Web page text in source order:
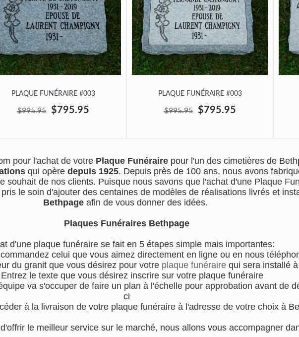
PLAQUE FUNÉRAIRE #003
$995.95 $795.95
PLAQUE FUNÉRAIRE #003
$995.95 $795.95
pour l'achat de votre Plaque Funérairepour l'un des cimetières de
qui opère depuis 1925. Depuis près de 100 ans, nous avons
souhait de nos clients. Puisque nous savons que l'achat d'une Plaque
le soin d'ajouter des centaines de modèles de réalisations livrés et
Bethpage afin de vous donner des idées.
Plaques Funéraires Bethpage
d'une plaque funéraire se fait en 5 étapes simple mais importantes:
celui que vous aimez directement en ligne ou en nous
du granit que vous désirez pour votre plaque funéraire qui sera installé
le texte que vous désirez inscrire sur votre plaque funéraire
va s'occuper de faire un plan à l'échelle pour approbation avant de
ci
à la livraison de votre plaque funéraire à l'adresse de votre choix à
le meilleur service sur le marché, nous allons vous accompagner